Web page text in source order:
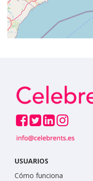
USUARIOS
Cómo funciona